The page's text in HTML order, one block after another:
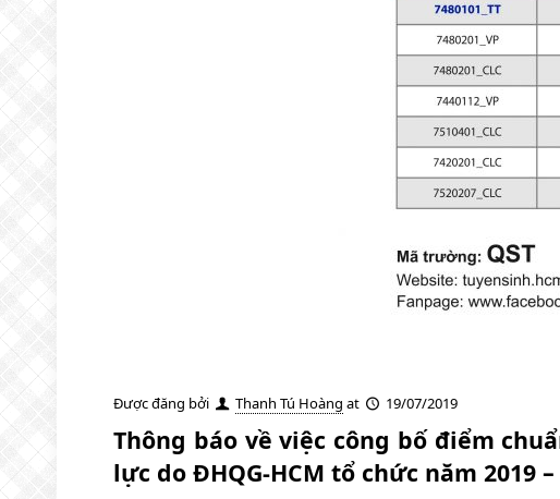
Được đăng bởi Thanh Tú Hoàng at 19/07/2019
Thông báo về việc công bố điểm
lực do ĐHQG-HCM tổ chức năm 2019